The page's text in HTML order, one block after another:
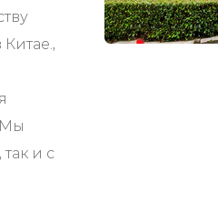
,
Мы
и с